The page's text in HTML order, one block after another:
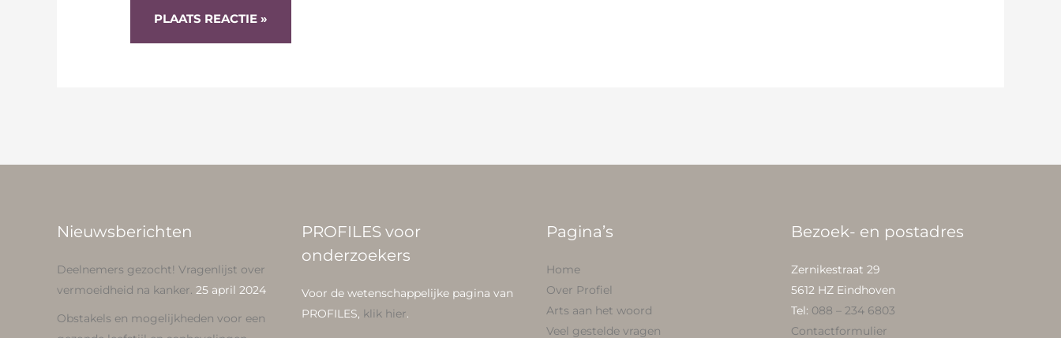
Nieuwsberichten
Deelnemers gezocht! Vragenlijst over
vermoeidheid na kanker. 25 april 2024
Obstakels en mogelijkheden voor een
PROFILES voor
onderzoekers
Voor de wetenschappelijke pagina van
PROFILES, klik hier.
Pagina’s
Home
Over Profiel
Arts aan het woord
Veel gestelde vragen
Bezoek- en postadres
Zernikestraat 29
5612 HZ Eindhoven
Tel: 088 – 234 6803
Contactformulier